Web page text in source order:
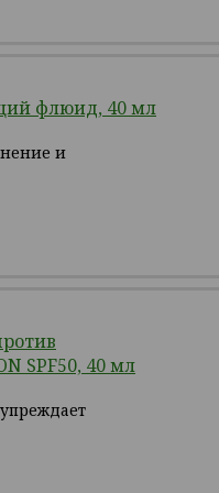
флюид, 40 мл
и
SPF50, 40 мл